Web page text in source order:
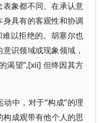
象都不同。在承认意
具有的客观性和协调
以拒绝的。胡塞尔也
识领域或现象领域，
渴望”,[xii] 但终因其方
中，对于“构成”的理
成观带有他个人的思